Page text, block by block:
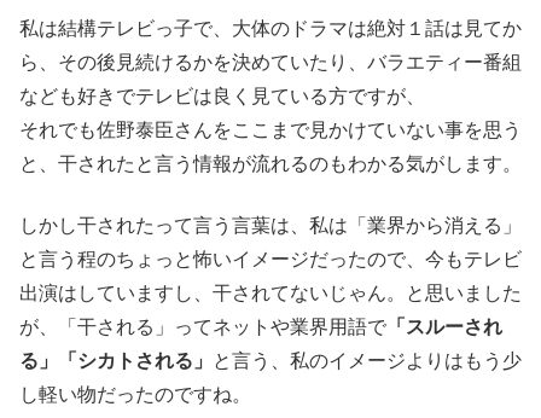
私は結構テレビっ子で、大体のドラマは絶対１話は見てか
ら、その後見続けるかを決めていたり、バラエティー番組
なども好きでテレビは良く見ている方ですが、
それでも佐野泰臣さんをここまで見かけていない事を思う
と、干されたと言う情報が流れるのもわかる気がします。
しかし干されたって言う言葉は、私は「業界から消える」
と言う程のちょっと怖いイメージだったので、今もテレビ
出演はしていますし、干されてないじゃん。と思いました
が、「干される」ってネットや業界用語で 「スルーされ
る」「シカトされる」
と言う、私のイメージよりはもう少
し軽い物だったのですね。